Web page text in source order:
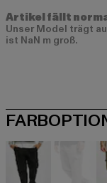
Artikel fällt
Unser Model trägt
ist NaN m groß.